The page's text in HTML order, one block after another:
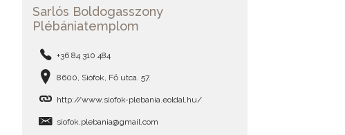
Sarlós Boldogasszony
Plébániatemplom
+36 84 310 484
8600, Siófok, Fő utca. 57.
http://www.siofok-plebania.eoldal.hu/
siofok.plebania@gmail.com